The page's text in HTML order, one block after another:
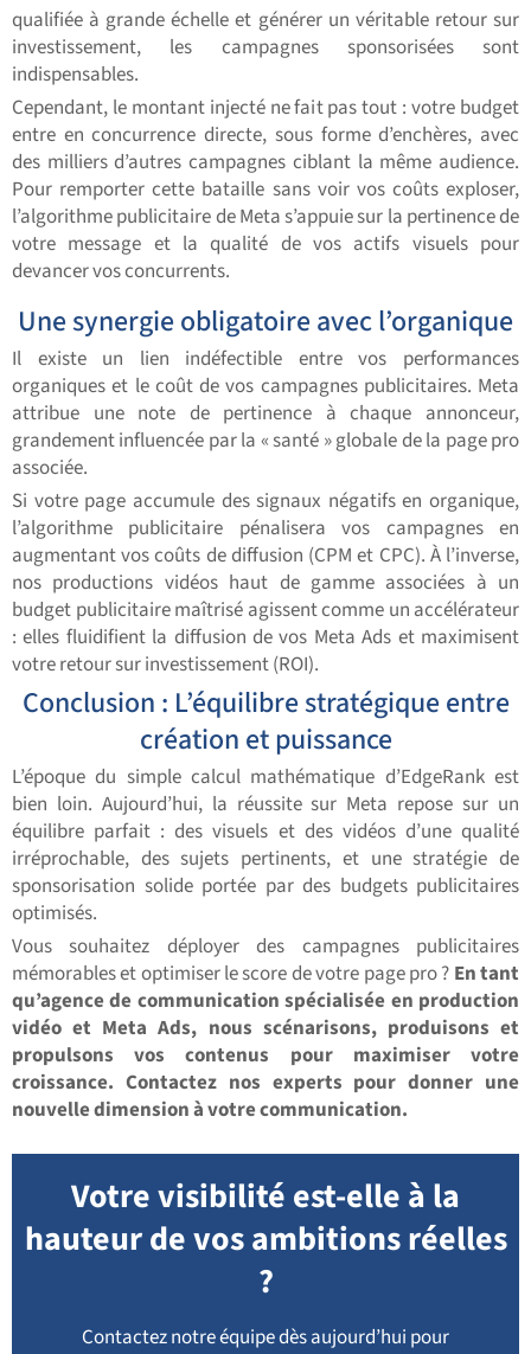
qualifiée à grande échelle et générer un véritable retour sur
investissement, les campagnes sponsorisées sont
indispensables.
Cependant, le montant injecté ne fait pas tout : votre budget
entre en concurrence directe, sous forme d’enchères, avec
des milliers d’autres campagnes ciblant la même audience.
Pour remporter cette bataille sans voir vos coûts exploser,
l’algorithme publicitaire de Meta s’appuie sur la pertinence de
votre message et la qualité de vos actifs visuels pour
devancer vos concurrents.
Une synergie obligatoire avec l’organique
Il existe un lien indéfectible entre vos performances
organiques et le coût de vos campagnes publicitaires. Meta
attribue une note de pertinence à chaque annonceur,
grandement influencée par la « santé » globale de la page pro
associée.
Si votre page accumule des signaux négatifs en organique,
l’algorithme publicitaire pénalisera vos campagnes en
augmentant vos coûts de diffusion (CPM et CPC). À l’inverse,
nos productions vidéos haut de gamme associées à un
budget publicitaire maîtrisé agissent comme un accélérateur
: elles fluidifient la diffusion de vos Meta Ads et maximisent
votre retour sur investissement (ROI).
Conclusion : L’équilibre stratégique entre
création et puissance
L’époque du simple calcul mathématique d’EdgeRank est
bien loin. Aujourd’hui, la réussite sur Meta repose sur un
équilibre parfait : des visuels et des vidéos d’une qualité
irréprochable, des sujets pertinents, et une stratégie de
sponsorisation solide portée par des budgets publicitaires
optimisés.
Vous souhaitez déployer des campagnes publicitaires
mémorables et optimiser le score de votre page pro ? En tant
qu’agence de communication spécialisée en production
vidéo et Meta Ads, nous scénarisons, produisons et
propulsons vos contenus pour maximiser votre
croissance. Contactez nos experts pour donner une
nouvelle dimension à votre communication.
Votre visibilité est-elle à la
hauteur de vos ambitions réelles
?
Contactez notre équipe dès aujourd’hui pour